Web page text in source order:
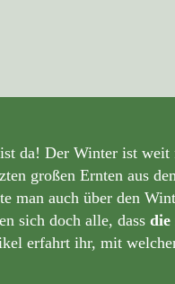
da! Der Winter ist weit
großen Ernten aus
man auch über den
sich doch alle, dass die
erfahrt ihr, mit